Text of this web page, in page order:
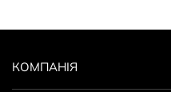
КОМПАНІЯ